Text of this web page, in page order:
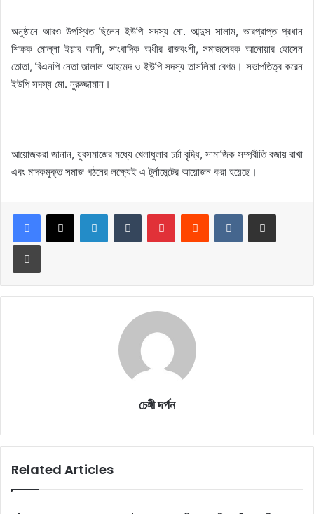
অনুষ্ঠানে আরও উপস্থিত ছিলেন ইউপি সদস্য মো. আব্দুস সালাম, ভারপ্রাপ্ত প্রধান
শিক্ষক মোল্লা ইয়ার আলী, সাংবাদিক অধীর রাজবংশী, সমাজসেবক আনোয়ার হোসেন
তোতা, বিএনপি নেতা জালাল আহমেদ ও ইউপি সদস্য তাসলিমা বেগম। সভাপতিত্ব করেন
ইউপি সদস্য মো. নুরুজ্জামান।
আয়োজকরা জানান, যুবসমাজের মধ্যে খেলাধুলার চর্চা বৃদ্ধি, সামাজিক সম্প্রীতি বজায় রাখা
এবং মাদকমুক্ত সমাজ গঠনের লক্ষ্যেই এ টুর্নামেন্টের আয়োজন করা হয়েছে।
LinkedInTumblr PinterestReddit VKontakteShare via Email
Print
চেঙ্গী দর্পন
Related Articles